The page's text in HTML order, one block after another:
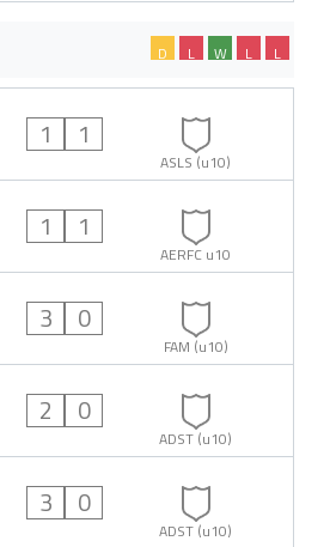
L
L
W
L
D
1 1
ASLS (u10)
1 1
AERFC u10
3 0
FAM (u10)
2 0
ADST (u10)
3 0
ADST (u10)